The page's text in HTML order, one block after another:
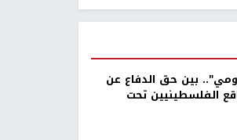
بين حق الدفاع عن
الفلسطينيين تحت